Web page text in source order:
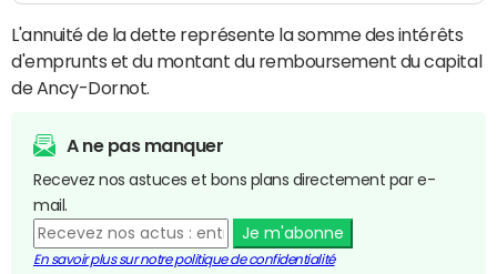
L'annuité de la dette représente la somme des intérêts
d'emprunts et du montant du remboursement du capital
de Ancy-Dornot.
A ne pas manquer
Recevez nos astuces et bons plans directement par e-
mail.
Je m'abonne
En savoir plus sur notre politique de confidentialité